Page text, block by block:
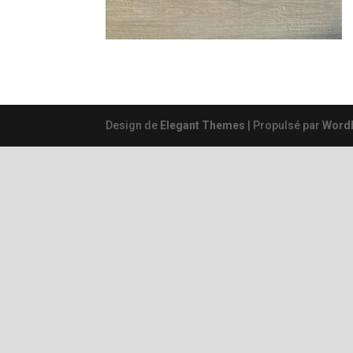
Design de Elegant Themes | Propulsé par